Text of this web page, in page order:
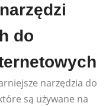
do
narzędzia do
są używane na